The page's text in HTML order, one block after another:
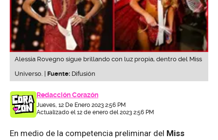
Alessia Rovegno sigue brillando con luz propia, dentro del Miss
Universo. | Fuente: Difusión
Redacción Corazón
Jueves, 12 De Enero 2023 2:56 PM
Actualizado el 12 de enero del 2023 2:56 PM
En medio de la competencia preliminar del Miss